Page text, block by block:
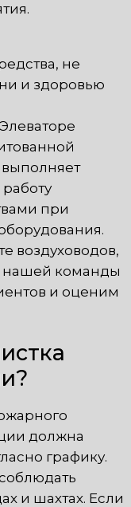
не
и здоровью
при
воздуховодов,
нашей команды
и оценим
должна
графику.
и шахтах. Если